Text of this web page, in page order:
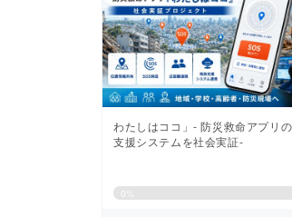
わたしはココ」- 防災救命アプリ
支援システムを社会実証-
0